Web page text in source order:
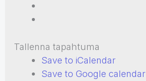
Tallenna tapahtuma
Save to iCalendar
Save to Google calendar